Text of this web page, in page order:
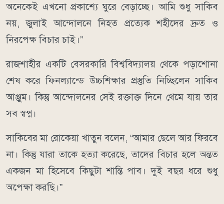
অনেকেই এখনো প্রকাশ্যে ঘুরে বেড়াচ্ছে। আমি শুধু সাকিব
নয়, জুলাই আন্দোলনে নিহত প্রত্যেক শহীদের দ্রুত ও
নিরপেক্ষ বিচার চাই।”
রাজশাহীর একটি বেসরকারি বিশ্ববিদ্যালয় থেকে পড়াশোনা
শেষ করে ফিনল্যান্ডে উচ্চশিক্ষার প্রস্তুতি নিচ্ছিলেন সাকিব
আঞ্জুম। কিন্তু আন্দোলনের সেই রক্তাক্ত দিনে থেমে যায় তার
সব স্বপ্ন।
সাকিবের মা রোকেয়া খাতুন বলেন, “আমার ছেলে আর ফিরবে
না। কিন্তু যারা তাকে হত্যা করেছে, তাদের বিচার হলে অন্তত
একজন মা হিসেবে কিছুটা শান্তি পাব। দুই বছর ধরে শুধু
অপেক্ষা করছি।”